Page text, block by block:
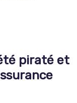
piraté et